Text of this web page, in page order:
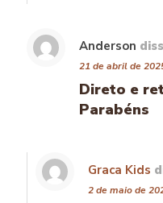
Anderson
21 de abril de
Direto e
Parabéns
Graca Kids
2 de maio de